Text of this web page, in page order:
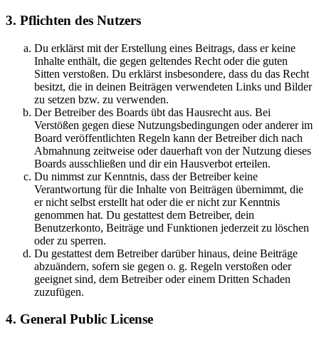
3. Pflichten des Nutzers
Du erklärst mit der Erstellung eines Beitrags, dass er keine
Inhalte enthält, die gegen geltendes Recht oder die guten
Sitten verstoßen. Du erklärst insbesondere, dass du das Recht
besitzt, die in deinen Beiträgen verwendeten Links und Bilder
zu setzen bzw. zu verwenden.
Der Betreiber des Boards übt das Hausrecht aus. Bei
Verstößen gegen diese Nutzungsbedingungen oder anderer im
Board veröffentlichten Regeln kann der Betreiber dich nach
Abmahnung zeitweise oder dauerhaft von der Nutzung dieses
Boards ausschließen und dir ein Hausverbot erteilen.
Du nimmst zur Kenntnis, dass der Betreiber keine
Verantwortung für die Inhalte von Beiträgen übernimmt, die
er nicht selbst erstellt hat oder die er nicht zur Kenntnis
genommen hat. Du gestattest dem Betreiber, dein
Benutzerkonto, Beiträge und Funktionen jederzeit zu löschen
oder zu sperren.
Du gestattest dem Betreiber darüber hinaus, deine Beiträge
abzuändern, sofern sie gegen o. g. Regeln verstoßen oder
geeignet sind, dem Betreiber oder einem Dritten Schaden
zuzufügen.
4. General Public License